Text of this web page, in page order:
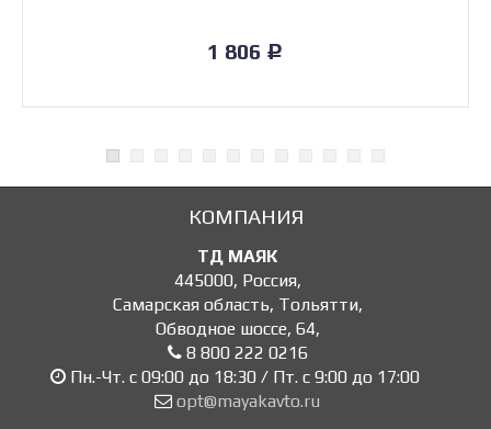
1 806 Р
КОМПАНИЯ
ТД МАЯК
445000, Россия,
Самарская область, Тольятти,
Обводное шоссе, 64,
8 800 222 0216
Пн.-Чт. с 09:00 до 18:30 / Пт. с 9:00 до 17:00
opt@mayakavto.ru